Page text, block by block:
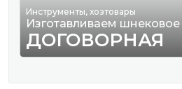
Инструменты, хозтовары
Изготавливаем
ДОГОВОРНАЯ